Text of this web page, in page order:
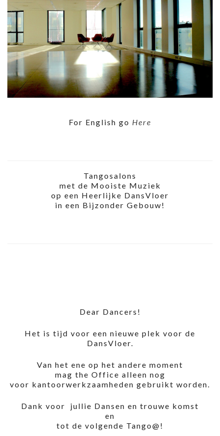
For English go Here
Tangosalons
met de Mooiste Muziek
op een Heerlijke DansVloer
in een Bijzonder Gebouw!
Dear Dancers!
Het is tijd voor een nieuwe plek voor de
DansVloer.
Van het ene op het andere moment
mag the Office alleen nog
voor kantoorwerkzaamheden gebruikt worden.
Dank voor jullie Dansen en trouwe komst
en
tot de volgende Tango@!